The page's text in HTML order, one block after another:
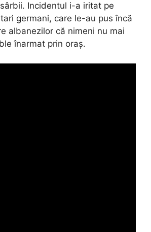
Incidentul i-a iritat pe
germani, care le-au pus încă
albanezilor că nimeni nu mai
înarmat prin oraș.